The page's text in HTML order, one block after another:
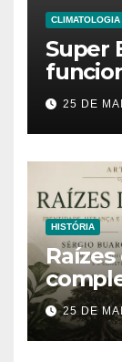
CLIMATOLOGIA
Super
os
no
25 DE
HISTÓRIA
Raízes
25 DE